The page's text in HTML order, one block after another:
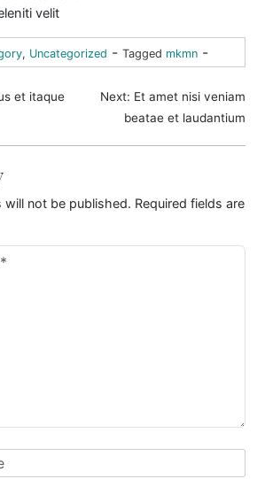
velit
, Uncategorized -Tagged mkmn -
et itaque
Next: Et amet nisi veniam
beatae et laudantium
will not be published. Required fields are